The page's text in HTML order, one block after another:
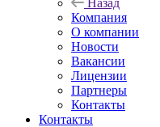
Назад
Компания
О компании
Новости
Вакансии
Лицензии
Партнеры
Контакты
Контакты